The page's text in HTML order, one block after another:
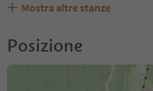
Mostra altre stanze
Posizione